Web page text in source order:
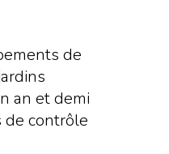
de
an et demi
de contrôle